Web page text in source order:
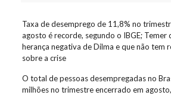
Taxa de desemprego de 11,8% no
agosto é recorde, segundo o IBGE; Temer
herança negativa de Dilma e que não tem
sobre a crise
O total de pessoas desempregadas no
milhões no trimestre encerrado em